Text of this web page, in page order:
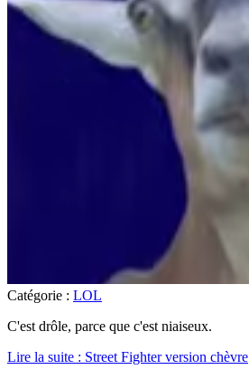
Catégorie : LOL
C'est drôle, parce que c'est niaiseux.
Lire la suite : Street Fighter version chèvre